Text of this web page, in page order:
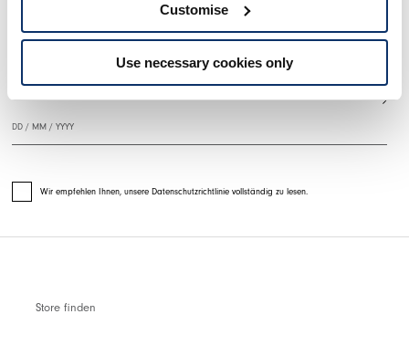
Customise
Use necessary cookies only
MELDEN SIE SICH FÜR UNSEREN NEWSLETTER AN
Wir empfehlen Ihnen, unsere Datenschutzrichtlinie vollständig zu lesen.
Store finden